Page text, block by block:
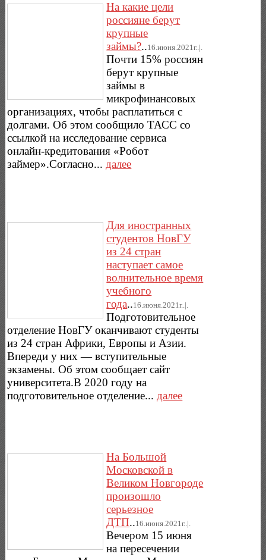
На какие цели
россияне берут
крупные
займы?..16.июня.2021г..|.
Почти 15% россиян
берут крупные
займы в
микрофинансовых
организациях, чтобы расплатиться с
долгами. Об этом сообщило ТАСС со
ссылкой на исследование сервиса
онлайн-кредитования «Робот
займер».Согласно... далее
Для иностранных
студентов НовГУ
из 24 стран
наступает самое
волнительное время
учебного
года..16.июня.2021г..|.
Подготовительное
отделение НовГУ оканчивают студенты
из 24 стран Африки, Европы и Азии.
Впереди у них — вступительные
экзамены. Об этом сообщает сайт
университета.В 2020 году на
подготовительное отделение... далее
На Большой
Московской в
Великом Новгороде
произошло
серьезное
ДТП..16.июня.2021г..|.
Вечером 15 июня
на пересечении